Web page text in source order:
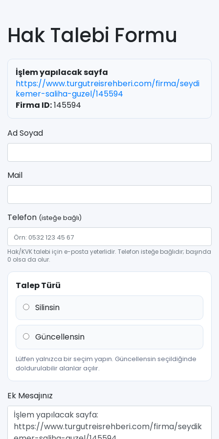
Hak Talebi Formu
İşlem yapılacak sayfa
https://www.turgutreisrehberi.com/firma/seydi
kemer-saliha-guzel/145594
Firma ID:145594
Ad Soyad
Mail
Telefon (isteğe bağlı)
Hak/KVK talebi için e-posta yeterlidir. Telefon isteğe bağlıdır; başında
0 olsa da olur.
Talep Türü
Silinsin
Güncellensin
Lütfen yalnızca bir seçim yapın. Güncellensin seçildiğinde
doldurulabilir alanlar açılır.
Ek Mesajınız